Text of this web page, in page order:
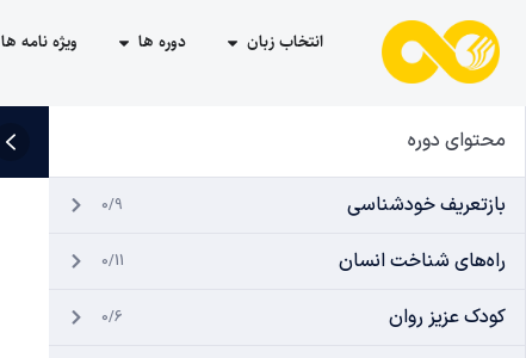
انتخاب زبان دوره ها ویژه نامه ها
محتوای دوره
بازتعریف خودشناسی 0/9
راه‌های شناخت انسان 0/11
کودک عزیز روان 0/6